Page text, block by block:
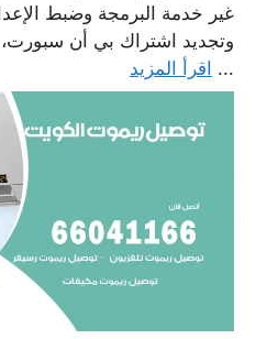
غير خدمة البرمجة وضبط
وتجديد اشتراك بي أن سبورت،
... اقرأ المزيد